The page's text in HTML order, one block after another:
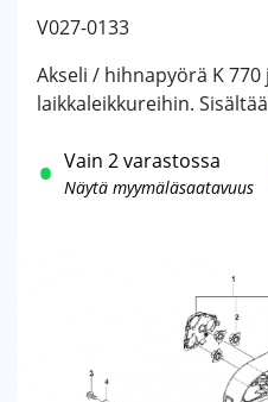
V027-0133
Akseli / hihnapyörä K 770
laikkaleikkureihin.
Vain 2 varastossa
Näytä myymäläsaatavuus